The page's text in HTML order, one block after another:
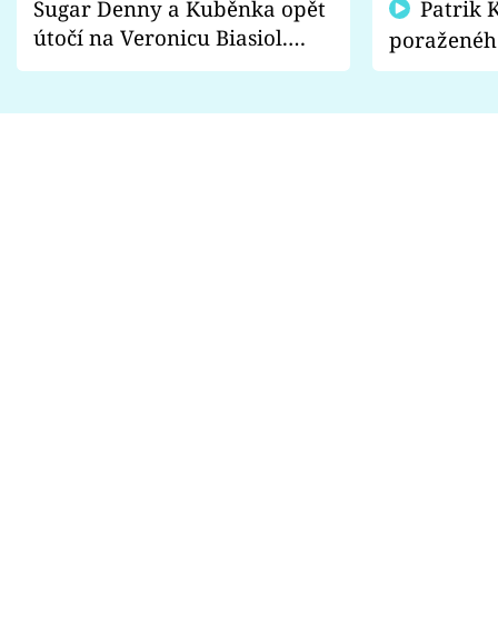
Sugar Denny a Kuběnka opět
útočí na Veronicu Biasiol.
Proč je podle nich falešná a
fanoušci